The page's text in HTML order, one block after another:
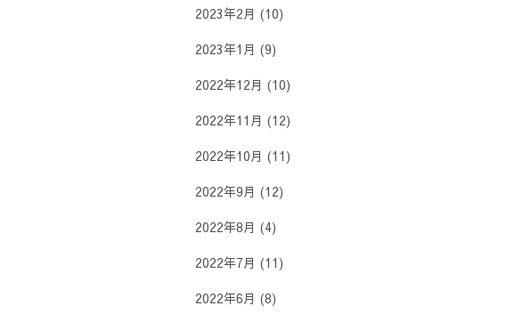
2023年2月 (10)
2023年1月 (9)
2022年12月 (10)
2022年11月 (12)
2022年10月 (11)
2022年9月 (12)
2022年8月 (4)
2022年7月 (11)
2022年6月 (8)